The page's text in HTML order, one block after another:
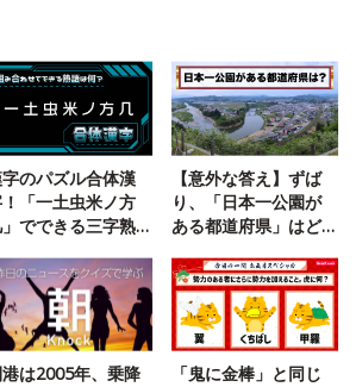
のパズル合体漢
「一土虫米ノ方
でできる三字熟
【意外な答え】ずば
り、「日本一公園が
ある都道府県」はど
は2005年、乗降
「鬼に金棒」と同じ